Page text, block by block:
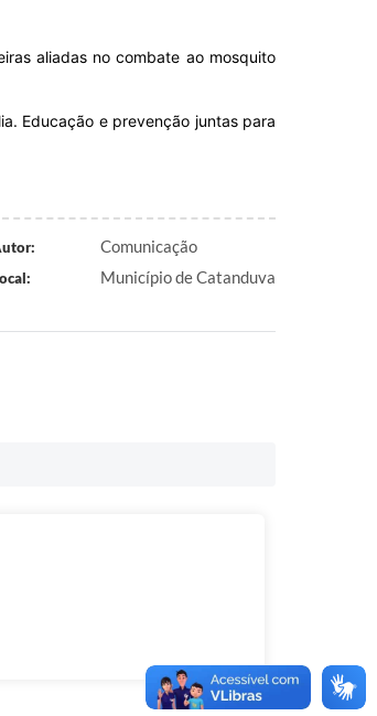
aliadas no combate ao mosquito
Educação e prevenção juntas para
Comunicação
Município de Catanduva